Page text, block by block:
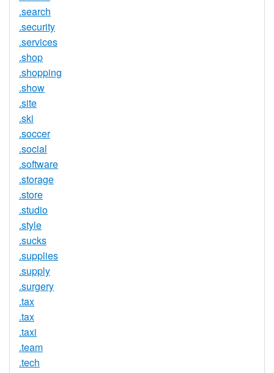
.search
.security
.services
.shop
.shopping
.show
.site
.ski
.soccer
.social
.software
.storage
.store
.studio
.style
.sucks
.supplies
.supply
.surgery
.tax
.tax
.taxi
.team
.tech